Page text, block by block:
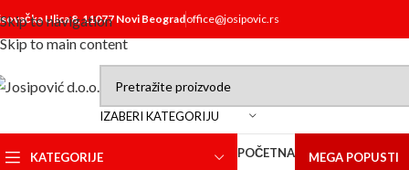
Skip to navigation
Skip to main content
Ulica 8, 11077 Novi Beogradoffice@josipovic.rs
IZABERI KATEGORIJU
KATEGORIJE POČETNA MEGA POPUSTI